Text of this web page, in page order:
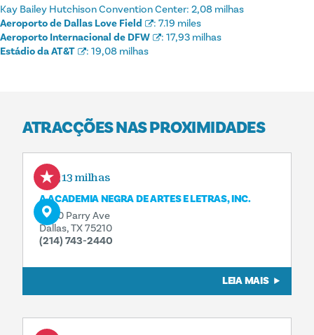
Kay Bailey Hutchison Convention Center: 2,08 milhas
Aeroporto de Dallas Love Field
: 7.19 miles
Aeroporto Internacional de DFW
: 17,93 milhas
Estádio da AT&T
: 19,08 milhas
ATRACÇÕES NAS PROXIMIDADES
0,13 milhas
A ACADEMIA NEGRA DE ARTES E LETRAS, INC.
3800 Parry Ave
Dallas, TX 75210
(214) 743-2440
LEIA MAIS